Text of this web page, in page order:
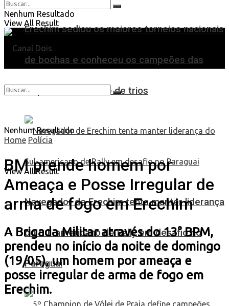
Erechim sediou os maiores torneios nacionais
de bochas e conheceu os campeões das
disputas individual e de trios
Navegador de Erechim tenta manter liderança
do Sul-americano de Rally em desafio no
Paraguai
Nenhum Resultado
View All Result
Nenhum Resultado
View All Result
Home Polícia
BM prende homem por
Ameaça e Posse Irregular de
arma de fogo em Erechim
A Brigada Militar através do 13° BPM,
prendeu no início da noite de domingo
(19/05), um homem por ameaça e
posse irregular de arma de fogo em
Erechim.